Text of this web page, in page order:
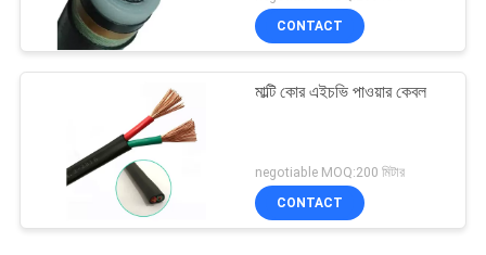
CONTACT
মাল্টি কোর এইচভি পাওয়ার কেবল
negotiable MOQ:200 মিটার
CONTACT